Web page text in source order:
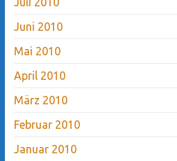
Juni 2010
Mai 2010
April 2010
März 2010
Februar 2010
Januar 2010